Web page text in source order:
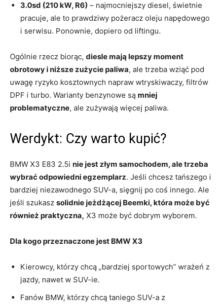
3.0sd (210 kW, R6) – najmocniejszy diesel, świetnie
pracuje, ale to prawdziwy pożeracz oleju napędowego
i serwisu. Ponownie, dopiero od liftingu.
Ogólnie rzecz biorąc, diesle mają lepszy moment
obrotowy i niższe zużycie paliwa, ale trzeba wziąć pod
uwagę ryzyko kosztownych napraw wtryskiwaczy, filtrów
DPF i turbo. Warianty benzynowe są mniej
problematyczne, ale zużywają więcej paliwa.
Werdykt: Czy warto kupić?
BMW X3 E83 2.5i nie jest złym samochodem, ale trzeba
wybrać odpowiedni egzemplarz. Jeśli chcesz tańszego i
bardziej niezawodnego SUV-a, sięgnij po coś innego. Ale
jeśli szukasz solidnie jeżdżącej Beemki, która może być
również praktyczna, X3 może być dobrym wyborem.
Dla kogo przeznaczone jest BMW X3
Kierowcy, którzy chcą „bardziej sportowych” wrażeń z
jazdy, nawet w SUV-ie.
Fanów BMW, którzy chcą taniego SUV-a z